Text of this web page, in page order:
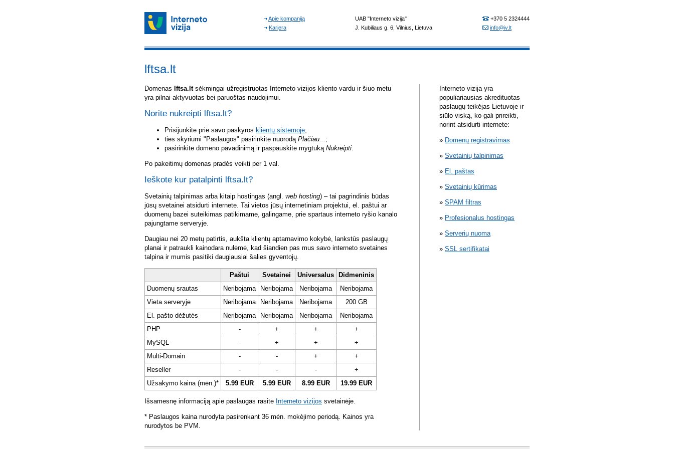
lftsa.lt
Domenas lftsa.ltsėkmingai užregistruotas Interneto vizijos kliento vardu ir šiuo metu
yra pilnai aktyvuotas bei paruoštas naudojimui.
Norite nukreipti lftsa.lt?
Prisijunkite prie savo paskyros klientų sistemoje;
ties skyriumi "Paslaugos" pasirinkite nuorodą Plačiau... ;
pasirinkite domeno pavadinimą ir paspauskite mygtuką Nukreipti.
Po pakeitimų domenas pradės veikti per 1 val.
Ieškote kur patalpinti lftsa.lt?
Svetainių talpinimas arba kitaip hostingas (angl. web hosting) – tai pagrindinis būdas
jūsų svetainei atsidurti internete. Tai vietos jūsų internetiniam projektui, el. paštui ar
duomenų bazei suteikimas patikimame, galingame, prie spartaus interneto ryšio kanalo
pajungtame serveryje.
Daugiau nei 20 metų patirtis, aukšta klientų aptarnavimo kokybė, lankstūs paslaugų
planai ir patraukli kainodara nulėmė, kad šiandien pas mus savo interneto svetaines
talpina ir mumis pasitiki daugiausiai šalies gyventojų.
Paštui Svetainei Universalus
Didmeninis
Duomenų srautas
Neribojama Neribojama Neribojama
Neribojama
Vieta serveryje
Neribojama Neribojama Neribojama
200 GB
El. pašto dėžutės
Neribojama Neribojama Neribojama
Neribojama
PHP
- + +
+
MySQL
- + +
+
Multi-Domain
- - +
+
Reseller
- - -
+
Užsakymo kaina (mėn.)*
5.99 EUR 5.99 EUR 8.99 EUR 19.99 EUR
Išsamesnę informaciją apie paslaugas rasite Interneto vizijos svetainėje.
* Paslaugos kaina nurodyta pasirenkant 36 mėn. mokėjimo periodą. Kainos yra
nurodytos be PVM.
Interneto vizija yra
populiariausias akredituotas
paslaugų teikėjas Lietuvoje ir
siūlo viską, ko gali prireikti,
norint atsidurti internete:
Domenų registravimas
Svetainių talpinimas
El. paštas
Svetainių kūrimas
SPAM filtras
Profesionalus hostingas
Serverių nuoma
SSL sertifikatai